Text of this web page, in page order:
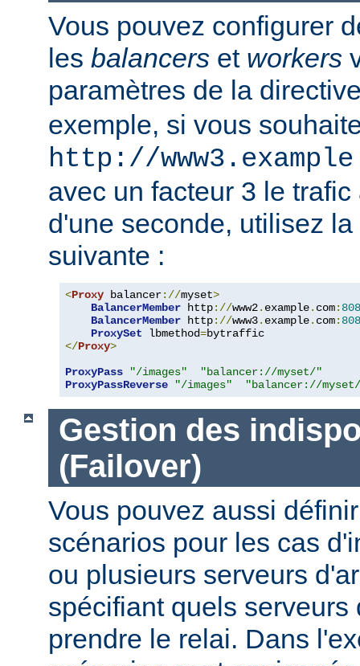
Vous pouvez configurer
les balancers et workers
paramètres de la
exemple, si vous
http://
avec un facteur 3 le
d'une seconde, utilisez
suivante :
<Proxy balancer://myset>
BalancerMember http://www2. example. com:
BalancerMember http://www3. example. com:
ProxySet lbmethod=
</Proxy>
ProxyPass
"/images"
"balancer://myset/"
ProxyPassReverse
"/images" "balancer://
Gestion des
(Failover)
Vous pouvez aussi
scénarios pour les cas
ou plusieurs serveurs
spécifiant quels serveurs
prendre le relai. Dans